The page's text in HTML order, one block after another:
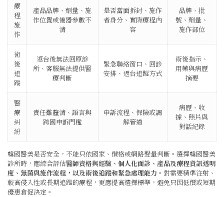
療
程
施
作
產品品牌、劑量、施
作位置或儀器參數不
清
是否當面拆封、施作
者身分、實際療程內
容
品牌、批
號、劑量、
施作部位
術
後
追
蹤
返台後無法回原診
所、客服無法提供醫
療判斷
緊急聯絡窗口、回診
安排、返台追蹤方式
術後指示、
用藥與病歷
摘要
醫
療
糾
紛
責任難釐清、語言與
跨國申訴門檻
申訴流程、保險或調
解管道
病歷、收
據、照片與
對話紀錄
韓國醫美是否安全，不能只依國家、價格或網路聲量判斷。選擇韓國醫美
診所時，應綜合評估醫師資格與經驗、個人化面診、產品及療程資訊透明
度、無菌與施作流程，以及術後追蹤和緊急處理能力 。對需要精準注射、
較高侵入性或長期追蹤的療程，更應提高選擇標準，避免只因低價或短期
優惠倉促決定。